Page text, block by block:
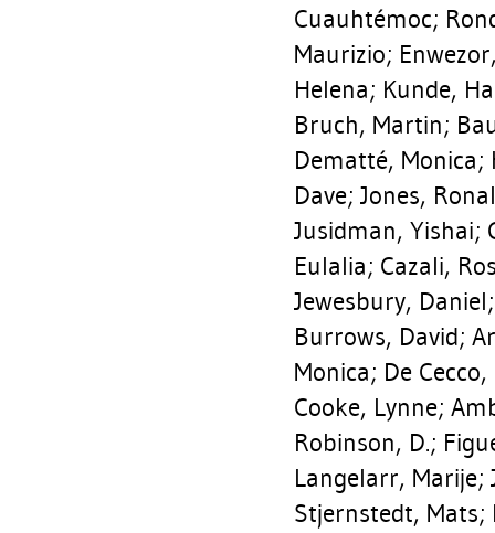
Cuauhtémoc;
Maurizio;
Helena; Kunde,
Bruch, Martin;
Dematté, Monica;
Dave; Jones,
Jusidman, Yishai;
Eulalia; Cazali,
Jewesbury, Daniel
Burrows, David;
Monica; De
Cooke, Lynne;
Robinson, D.;
Langelarr, Marije;
Stjernstedt, Mats;